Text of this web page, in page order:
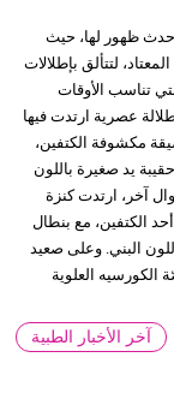
ظهور لها، حيث
لتتألق بإطلالات
تناسب الأوقات
عصرية ارتدت فيها
مكشوفة الكتفين،
يد صغيرة باللون
آخر، ارتدت كنزة
الكتفين، مع بنطال
البني. وعلى صعيد
الكورسيه العلوية
آخر الأخبار الطبية